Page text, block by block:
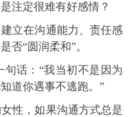
注定很难有好感情？
立在沟通能力、责任感
否“圆润柔和”。
话：“我当初不是因为
道你遇事不逃跑。”
性，如果沟通方式总是